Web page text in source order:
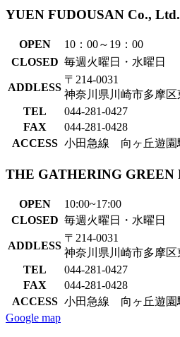
YUEN FUDOUSAN Co., Ltd.
OPEN
10：00～19：00
CLOSED 毎週火曜日・水曜日
ADDLESS
〒214-0031
神奈川県川崎市多摩区
TEL
044-281-0427
FAX
044-281-0428
ACCESS 小田急線 向ヶ丘遊
THE GATHERING GREEN
OPEN
10:00~17:00
CLOSED 毎週火曜日・水曜日
ADDLESS
〒214-0031
神奈川県川崎市多摩区
TEL
044-281-0427
FAX
044-281-0428
ACCESS 小田急線 向ヶ丘遊
Google map